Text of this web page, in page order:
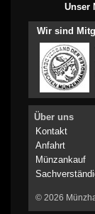
Unser
Wir sind
Über uns
Kontakt
Anfahrt
Münzankauf
© 2026